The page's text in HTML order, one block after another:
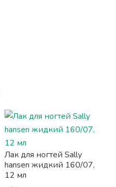
Лак для ногтей Sally
hansen жидкий 160/07,
12 мл